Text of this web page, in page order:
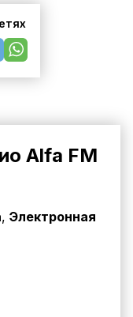
Alfa FM
, Электронная